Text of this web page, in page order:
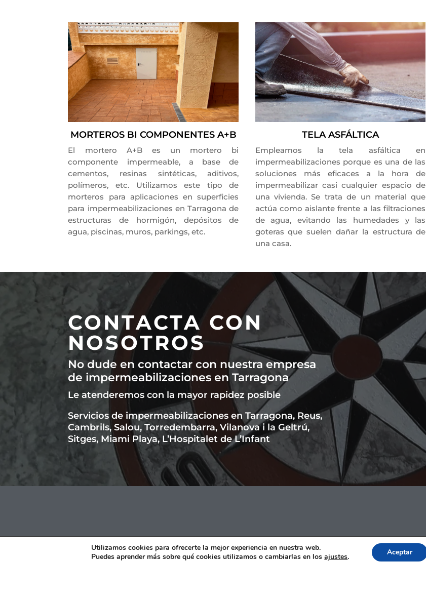
MORTEROS BI COMPONENTES A+B
El mortero A+B es un mortero bi
componente impermeable, a base de
cementos, resinas sintéticas, aditivos,
polímeros, etc. Utilizamos este tipo de
morteros para aplicaciones en superficies
para impermeabilizaciones en Tarragona de
estructuras de hormigón, depósitos de
agua, piscinas, muros, parkings, etc.
TELA ASFÁLTICA
Empleamos la tela asfáltica en
impermeabilizaciones porque es una de las
soluciones más eficaces a la hora de
impermeabilizar casi cualquier espacio de
una vivienda. Se trata de un material que
actúa como aislante frente a las filtraciones
de agua, evitando las humedades y las
goteras que suelen dañar la estructura de
una casa.
CONTACTA CON
NOSOTROS
No dude en contactar con nuestra empresa
de impermeabilizaciones en Tarragona
Le atenderemos con la mayor rapidez posible
Servicios de impermeabilizaciones en Tarragona, Reus,
Cambrils, Salou, Torredembarra, Vilanova i la Geltrú,
Sitges, Miami Playa, L’Hospitalet de L’Infant
CONTACTO
Utilizamos cookies para ofrecerte la mejor experiencia en nuestra web.
Puedes aprender más sobre qué cookies utilizamos o cambiarlas en losajustes. Aceptar